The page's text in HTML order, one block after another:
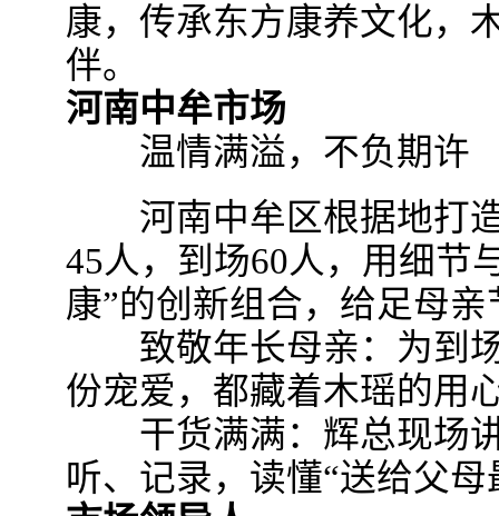
康，传承东方康养文化，
伴。
河南中牟市场
温情满溢，不负期许
河南中牟区根据地打
45人，到场60人，用细节
康”的创新组合，给足母
致敬年长母亲：为到场
份宠爱，都藏着木瑶的用
干货满满：辉总现场讲
听、记录，读懂“送给父